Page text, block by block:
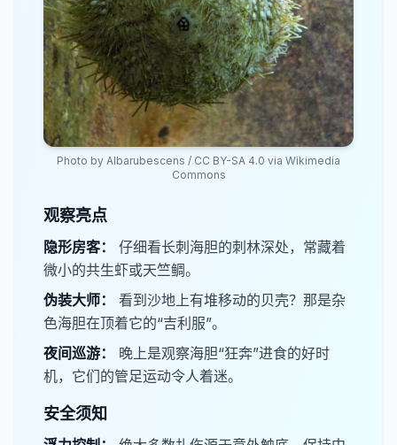
Photo by Albarubescens / CC BY-SA 4.0 via Wikimedia
Commons
观察亮点
隐形房客：
仔细看长刺海胆的刺林深处，常藏着
微小的共生虾或天竺鲷。
​伪装大师：
看到沙地上有堆移动的贝壳？那是杂
色海胆在顶着它的“吉利服”。
​夜间巡游：
晚上是观察海胆“狂奔”进食的好时
机，它们的管足运动令人着迷。
安全须知